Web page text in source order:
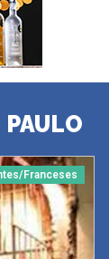
PAULO
Franceses